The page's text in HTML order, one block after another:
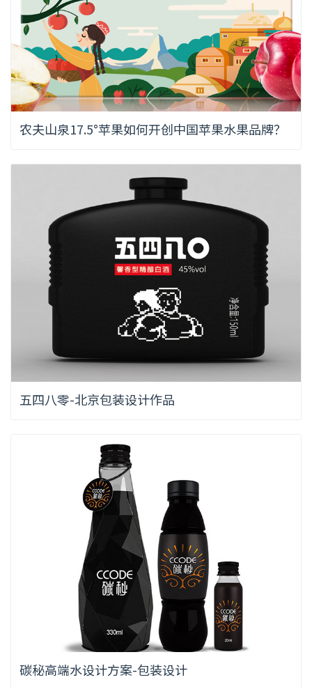
农夫山泉17.5°苹果如何开创中国苹果水果品牌？
五四八零-北京包装设计作品
碳秘高端水设计方案-包装设计